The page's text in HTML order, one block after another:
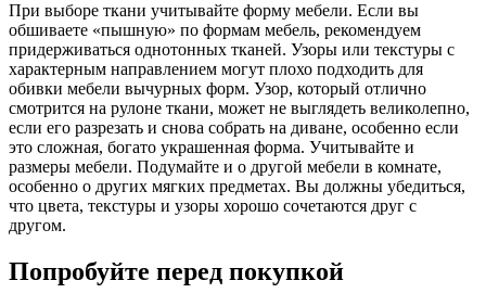
При выборе ткани учитывайте форму мебели. Если вы
обшиваете «пышную» по формам мебель, рекомендуем
придерживаться однотонных тканей. Узоры или текстуры с
характерным направлением могут плохо подходить для
обивки мебели вычурных форм. Узор, который отлично
смотрится на рулоне ткани, может не выглядеть великолепно,
если его разрезать и снова собрать на диване, особенно если
это сложная, богато украшенная форма. Учитывайте и
размеры мебели. Подумайте и о другой мебели в комнате,
особенно о других мягких предметах. Вы должны убедиться,
что цвета, текстуры и узоры хорошо сочетаются друг с
другом.
Попробуйте перед покупкой